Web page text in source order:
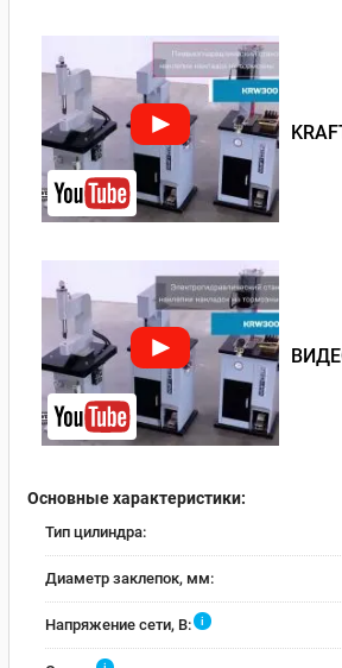
Основные характеристики:
Тип цилиндра:
Диаметр заклепок, мм:
Напряжение сети, В: i